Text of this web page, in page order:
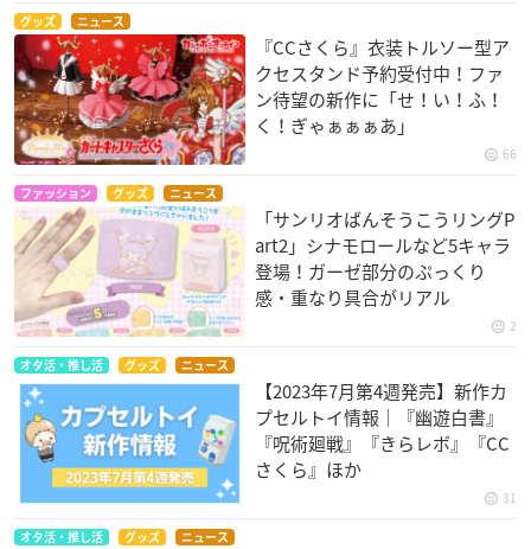
グッズ ニュース
『CCさくら』衣装トルソー型ア
クセスタンド予約受付中！ファ
ン待望の新作に「せ！い！ふ！
く！ぎゃぁぁぁあ」
66
ファッション グッズ ニュース
「サンリオばんそうこうリングP
art2」シナモロールなど5キャラ
登場！ガーゼ部分のぷっくり
感・重なり具合がリアル
2
オタ活・推し活 グッズ ニュース
【2023年7月第4週発売】新作カ
プセルトイ情報｜『幽遊白書』
『呪術廻戦』『きらレボ』『CC
さくら』ほか
31
オタ活・推し活 グッズ ニュース